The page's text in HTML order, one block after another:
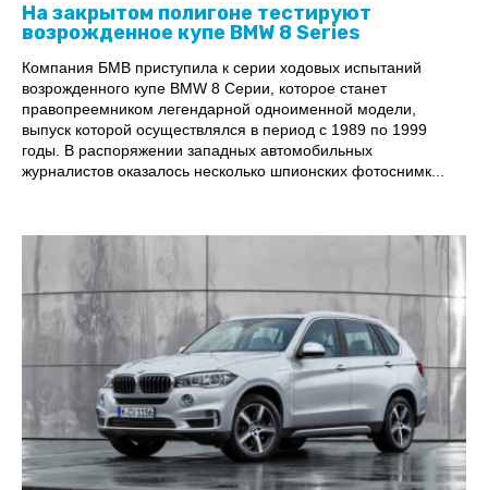
На закрытом полигоне тестируют
возрожденное купе BMW 8 Series
Компания БМВ приступила к серии ходовых испытаний
возрожденного купе BMW 8 Серии, которое станет
правопреемником легендарной одноименной модели,
выпуск которой осуществлялся в период с 1989 по 1999
годы. В распоряжении западных автомобильных
журналистов оказалось несколько шпионских фотоснимк...